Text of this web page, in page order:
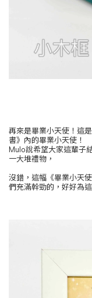
再來是畢業小天使！這
書》內的畢業小天使！
Mulo說希望大家這輩子
一大堆禮物，
沒錯，這幅《畢業小天
們充滿幹勁的，好好為